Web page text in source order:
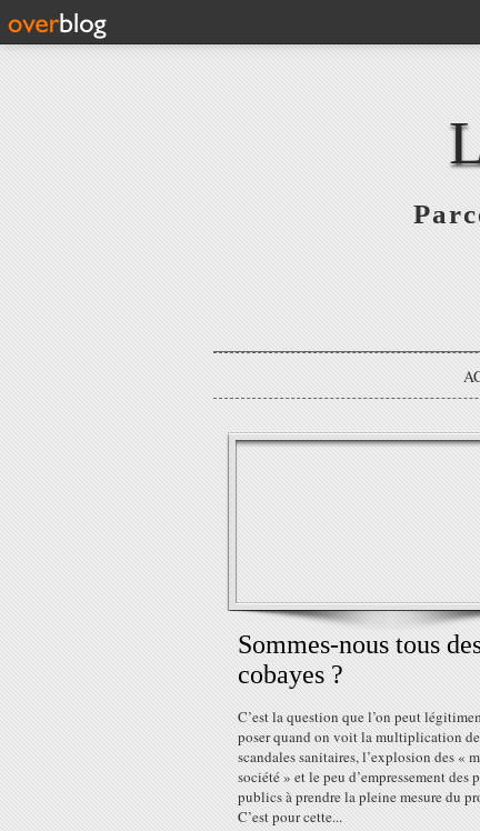
Sommes-nous tous
cobayes ?
C’est la question que l’on peut
poser quand on voit la multiplication
scandales sanitaires, l’explosion des «
société » et le peu d’empressement des
publics à prendre la pleine mesure du
C’est pour cette...